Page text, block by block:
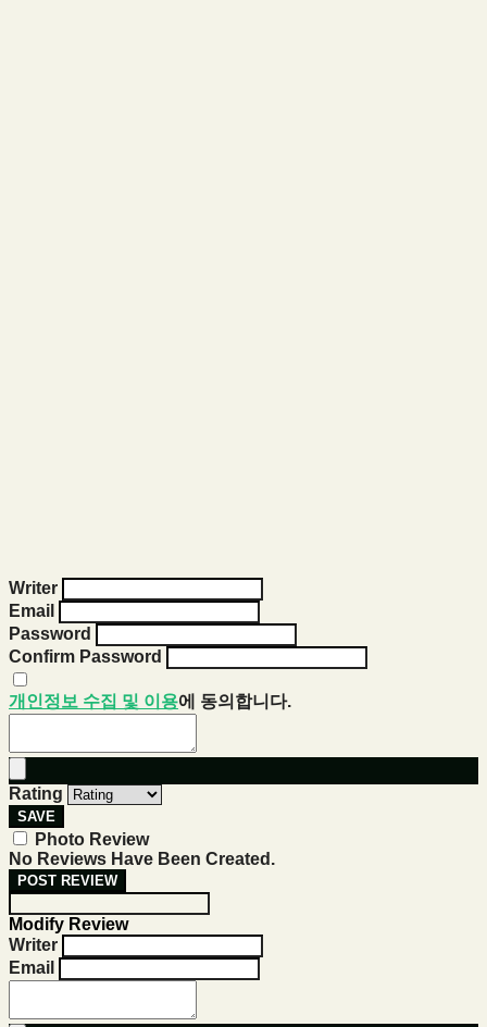
Writer
Email
Password
Confirm Password
개인정보 수집 및 이용에 동의합니다.
Rating
SAVE
Photo Review
No Reviews Have Been Created.
POST REVIEW
Modify Review
Writer
Email